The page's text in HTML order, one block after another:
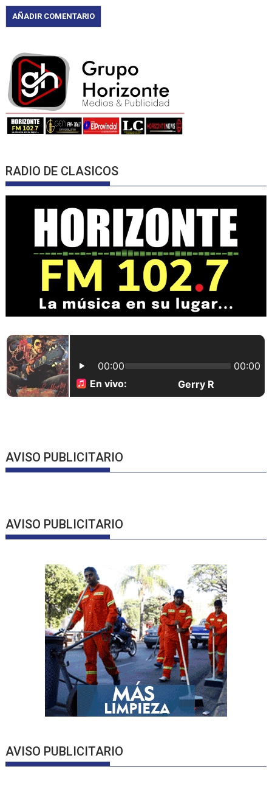
RADIO DE CLASICOS
AVISO PUBLICITARIO
AVISO PUBLICITARIO
AVISO PUBLICITARIO